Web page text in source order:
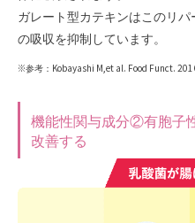
ガレート型カテキンはこのリ
の吸収を抑制しています。
※参考：Kobayashi M,et al. Food Funct.
機能性関与成分②有胞子
改善する